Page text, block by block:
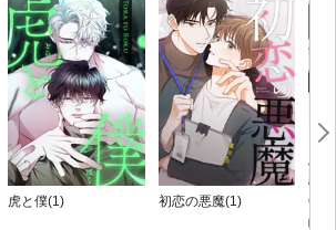
虎と僕(1) 初恋の悪魔(1)
齢